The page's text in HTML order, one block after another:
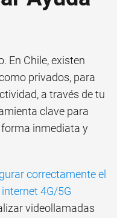
En Chile, existen
privados, para
a través de tu
clave para
inmediata y
correctamente el
4G/5G
videollamadas